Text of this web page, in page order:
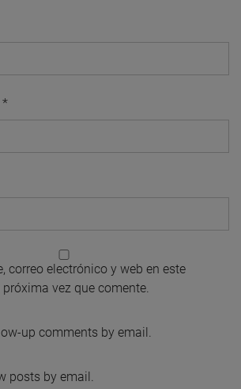
*
correo electrónico y web en este
vez que comente.
up comments by email.
posts by email.